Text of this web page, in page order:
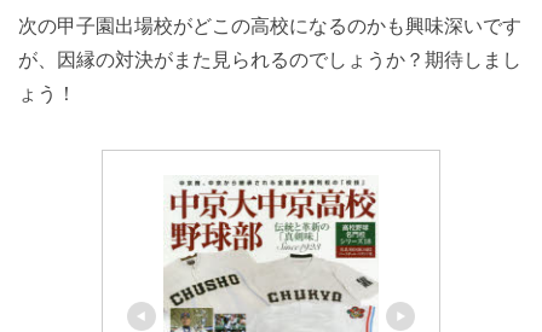
次の甲子園出場校がどこの高校になるのかも興味深いです
が、因縁の対決がまた見られるのでしょうか？期待しまし
ょう！